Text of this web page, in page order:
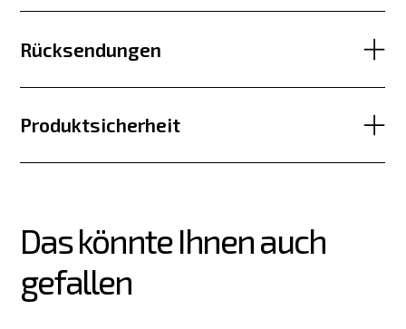
Rücksendungen
Produktsicherheit
Das könnte Ihnen auch
gefallen